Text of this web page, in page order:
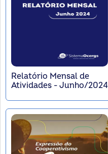
Relatório Mensal de
Atividades - Junho/2024